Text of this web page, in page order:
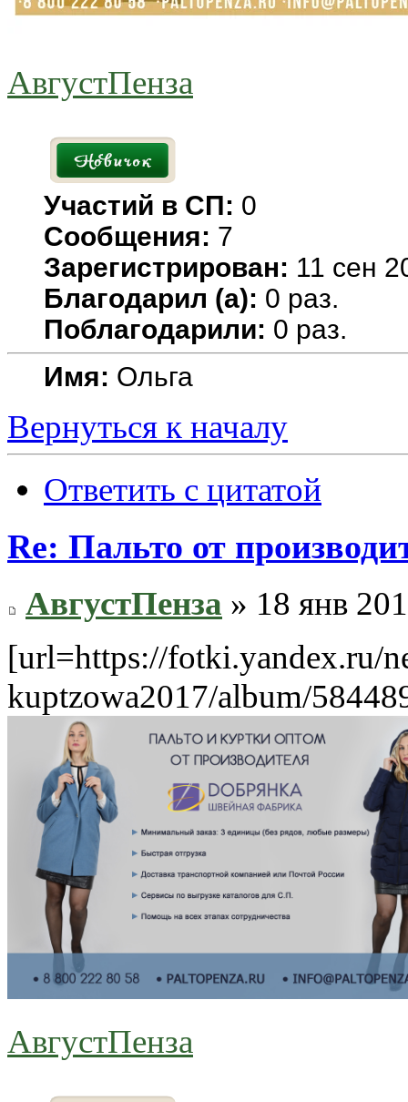
АвгустПенза
Участий в СП: 0
Сообщения: 7
Зарегистрирован: 11 сен
Благодарил (а): 0 раз.
Поблагодарили: 0 раз.
Имя: Ольга
Вернуться к началу
Ответить с цитатой
Re: Пальто от
АвгустПенза » 18 янв
[url=https://fotki.yandex.ru/
kuptzowa2017/album/
АвгустПенза